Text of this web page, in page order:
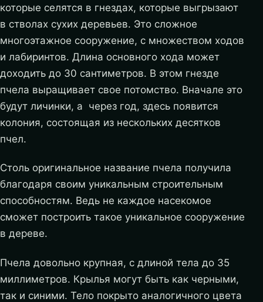
которые селятся в гнездах, которые выгрызают
в стволах сухих деревьев. Это сложное
многоэтажное сооружение, с множеством ходов
и лабиринтов. Длина основного хода может
доходить до 30 сантиметров. В этом гнезде
пчела выращивает свое потомство. Вначале это
будут личинки, а через год, здесь появится
колония, состоящая из нескольких десятков
пчел.
Столь оригинальное название пчела получила
благодаря своим уникальным строительным
способностям. Ведь не каждое насекомое
сможет построить такое уникальное сооружение
в дереве.
Пчела довольно крупная, с длиной тела до 35
миллиметров. Крылья могут быть как черными,
так и синими. Тело покрыто аналогичного цвета